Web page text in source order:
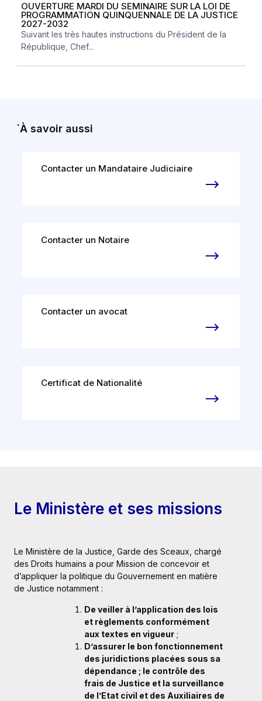
OUVERTURE MARDI DU SEMINAIRE SUR LA LOI DE
PROGRAMMATION QUINQUENNALE DE LA JUSTICE
2027-2032
Suivant les très hautes instructions du Président de la
République, Chef...
`À savoir aussi
Contacter un Mandataire Judiciaire
Contacter un Notaire
Contacter un avocat
Certificat de Nationalité
Le Ministère et ses missions
Le Ministère de la Justice, Garde des Sceaux, chargé
des Droits humains a pour Mission de concevoir et
d’appliquer la politique du Gouvernement en matière
de Justice notamment :
De veiller à l’application des lois
et règlements conformément
aux textes en vigueur ;
D’assurer le bon fonctionnement
des juridictions placées sous sa
dépendance ; le contrôle des
frais de Justice et la surveillance
de l’Etat civil et des Auxiliaires de